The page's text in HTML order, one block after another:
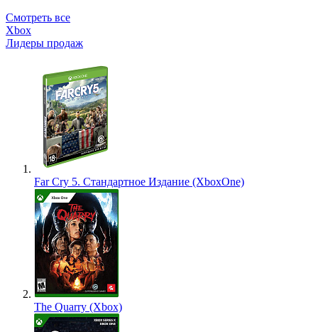
Смотреть все
Xbox
Лидеры продаж
Far Cry 5. Стандартное Издание (XboxOne)
The Quarry (Xbox)